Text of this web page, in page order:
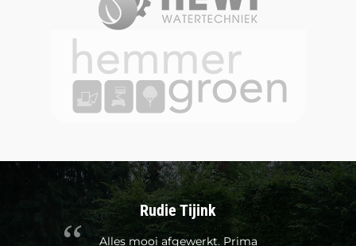
Jakko Braamse
(Freejack273)